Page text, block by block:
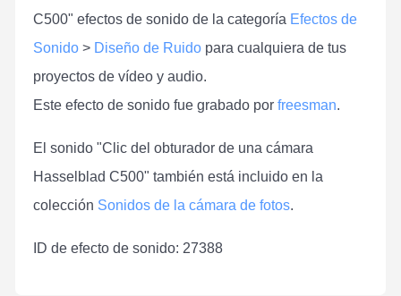
C500" efectos de sonido de la categoría Efectos de
Sonido > Diseño de Ruido para cualquiera de tus
proyectos de vídeo y audio.
Este efecto de sonido fue grabado por freesman.
El sonido "Clic del obturador de una cámara
Hasselblad C500" también está incluido en la
colección Sonidos de la cámara de fotos.
ID de efecto de sonido: 27388